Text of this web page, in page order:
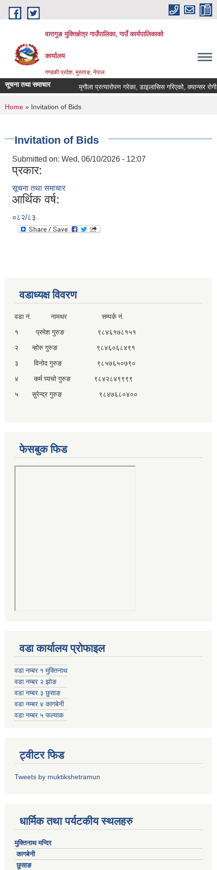
Skip to main content
वारागुङ मुक्तिक्षेत्र गाउँपालिका, गाउँ कार्यपालिकाको
कार्यालय
गण्डकी प्रदेश, मुस्ताङ, नेपाल
सूचना तथा समाचार मृगौला प्रत्यारोपण गरेका, डाइलासिस गरिएको, क्यान्सर रोगी
You are here
Home » Invitation of Bids
Invitation of Bids
Submitted on: Wed, 06/10/2026 - 12:07
प्रकार:
सूचना तथा समाचार
आर्थिक वर्ष:
०८२/८३
वडाध्यक्ष विवरण
वडा नं. नामथर सम्पर्क नं.
१ प्रमेश गुरुङ ९८४६१७८१५१
२ न्होरु गुरुङ ९८४६०६८४९१
३ विनोद गुरुङ ९८५७६५०७९०
४ कर्म घ्यचो गुरुङ ९८४२८४९९९९
५ सुरेन्द्र गुरुङ ९८४७६८०४००
फेसबुक फिड
वडा कार्यालय प्रोफाइल
वडा नम्बर १ मुक्तिनाथ
वडा नम्बर २ झोङ
वडा नम्बर ३ छुसाङ
वडा नम्बर ४ कागबेनी
वडा नम्बर ५ फल्याक
ट्वीटर फिड
Tweets by muktikshetramun
धार्मिक तथा पर्यटकीय स्थलहरु
मुक्तिनाथ मन्दिर
कागबेनी
छुसाङ